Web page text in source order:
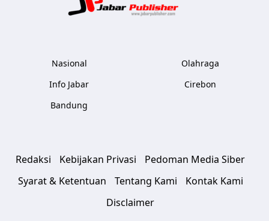
Nasional
Info Jabar
Bandung
Olahraga
Cirebon
Redaksi Kebijakan Privasi
Pedoman Media Siber
Syarat & Ketentuan
Tentang Kami
Kontak Kami
Disclaimer